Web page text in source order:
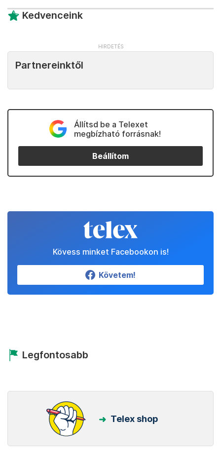
Kedvenceink
Partnereinktől
Állítsd be a Telexet
megbízható forrásnak!
Beállítom
Kövess minket Facebookon is!
Követem!
Legfontosabb
Telex shop